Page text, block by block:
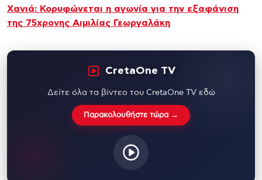
Xανιά: Κορυφώνεται η αγωνία για την εξαφάνιση
της 75χρονης Αιμιλίας Γεωργαλάκη
CretaOne TV
Δείτε όλα τα βίντεο του CretaOne TV εδώ
Παρακολουθήστε τώρα →